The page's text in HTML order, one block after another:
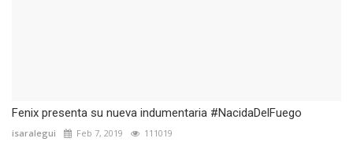
Fenix presenta su nueva indumentaria #NacidaDelFuego
isaralegui Feb 7, 2019 111019